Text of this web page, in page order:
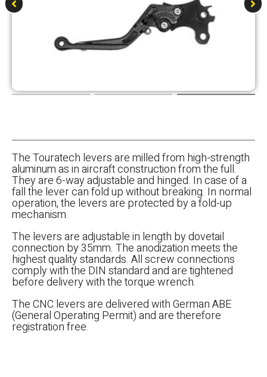
The Touratech levers are milled from high-strength
aluminum as in aircraft construction from the full.
They are 6-way adjustable and hinged. In case of a
fall the lever can fold up without breaking. In normal
operation, the levers are protected by a fold-up
mechanism.
The levers are adjustable in length by dovetail
connection by 35mm. The anodization meets the
highest quality standards. All screw connections
comply with the DIN standard and are tightened
before delivery with the torque wrench.
The CNC levers are delivered with German ABE
(General Operating Permit) and are therefore
registration free.